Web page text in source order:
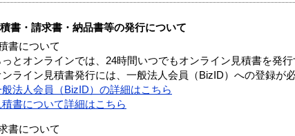
書・請求書・納品書等の発行について
書について
とオンラインでは、24時間いつでもオンライン見積書を発行
ライン見積書発行には、一般法人会員（BizID）への登録が必
般法人会員（BizID）の詳細はこちら
積書について詳細はこちら
書について